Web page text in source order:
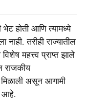
होती आणि त्यामध्ये
तरीही राज्यातील
महत्त्व प्राप्त झाले
राजकीय
मिळाली असून आगामी
आहे.